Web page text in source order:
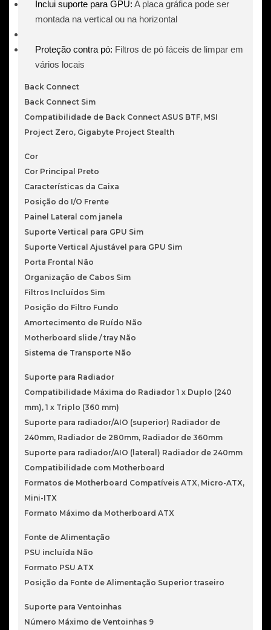
Inclui suporte para GPU: A placa gráfica pode ser
montada na vertical ou na horizontal
Proteção contra pó: Filtros de pó fáceis de limpar em
vários locais
Back Connect
Back Connect Sim
Compatibilidade de Back Connect ASUS BTF, MSI
Project Zero, Gigabyte Project Stealth
Cor
Cor Principal Preto
Características da Caixa
Posição do I/O Frente
Painel Lateral com janela
Suporte Vertical para GPU Sim
Suporte Vertical Ajustável para GPU Sim
Porta Frontal Não
Organização de Cabos Sim
Filtros Incluídos Sim
Posição do Filtro Fundo
Amortecimento de Ruído Não
Motherboard slide / tray Não
Sistema de Transporte Não
Suporte para Radiador
Compatibilidade Máxima do Radiador 1 x Duplo (240
mm), 1 x Triplo (360 mm)
Suporte para radiador/AIO (superior) Radiador de
240mm, Radiador de 280mm, Radiador de 360mm
Suporte para radiador/AIO (lateral) Radiador de 240mm
Compatibilidade com Motherboard
Formatos de Motherboard Compatíveis ATX, Micro-ATX,
Mini-ITX
Formato Máximo da Motherboard ATX
Fonte de Alimentação
PSU incluída Não
Formato PSU ATX
Posição da Fonte de Alimentação Superior traseiro
Suporte para Ventoinhas
Número Máximo de Ventoinhas 9